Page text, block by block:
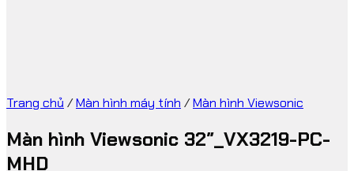
Trang chủ /Màn hình máy tính /Màn hình Viewsonic
Màn hình Viewsonic 32″_VX3219-PC-
MHD